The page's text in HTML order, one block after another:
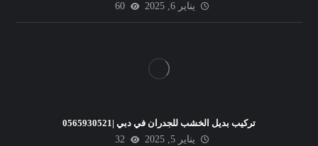
يناير 6, 2025
60
تركيب بديل الخشب للجدران في دبي |0565930521
يناير 5, 2025
32